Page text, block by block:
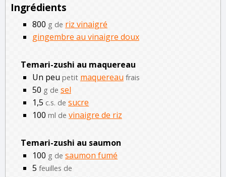
Ingrédients
800 g de riz vinaigré
gingembre au vinaigre doux
Temari-zushi au maquereau
Un peu petit maquereau frais
50 g de sel
1,5 c.s. de sucre
100 ml de vinaigre de riz
Temari-zushi au saumon
100 g de saumon fumé
5 feuilles de